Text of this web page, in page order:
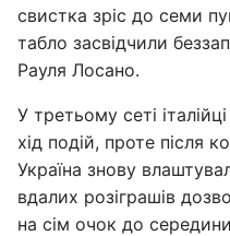
свистка зріс до семи
табло засвідчили
Рауля Лосано.
У третьому сеті
хід подій, проте після
Україна знову
вдалих розіграшів
на сім очок до